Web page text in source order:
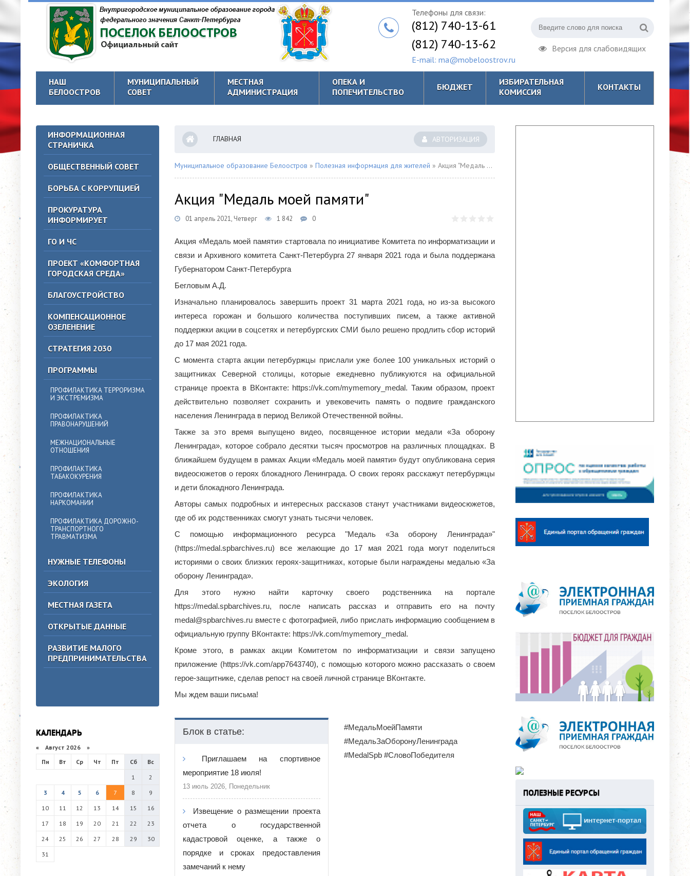
Версия для слабовидящих
Телефоны для связи:
(812) 740-13-61
(812) 740-13-62
E-mail: ma@mobeloostrov.ru
НАШ
БЕЛООСТРОВ
МУНИЦИПАЛЬНЫЙ
СОВЕТ
МЕСТНАЯ
АДМИНИСТРАЦИЯ
ОПЕКА И
ПОПЕЧИТЕЛЬСТВО
БЮДЖЕТ
ИЗБИРАТЕЛЬНАЯ
КОМИССИЯ
КОНТАКТЫ
ИНФОРМАЦИОННАЯ
СТРАНИЧКА
ОБЩЕСТВЕННЫЙ СОВЕТ
БОРЬБА С КОРРУПЦИЕЙ
ПРОКУРАТУРА
ИНФОРМИРУЕТ
ГО И ЧС
ПРОЕКТ «КОМФОРТНАЯ
ГОРОДСКАЯ СРЕДА»
БЛАГОУСТРОЙСТВО
КОМПЕНСАЦИОННОЕ
ОЗЕЛЕНЕНИЕ
СТРАТЕГИЯ 2030
ПРОГРАММЫ
ПРОФИЛАКТИКА ТЕРРОРИЗМА
И ЭКСТРЕМИЗМА
ПРОФИЛАКТИКА
ПРАВОНАРУШЕНИЙ
МЕЖНАЦИОНАЛЬНЫЕ
ОТНОШЕНИЯ
ПРОФИЛАКТИКА
ТАБАКОКУРЕНИЯ
ПРОФИЛАКТИКА
НАРКОМАНИИ
ПРОФИЛАКТИКА ДОРОЖНО-
ТРАНСПОРТНОГО
ТРАВМАТИЗМА
НУЖНЫЕ ТЕЛЕФОНЫ
ЭКОЛОГИЯ
МЕСТНАЯ ГАЗЕТА
ОТКРЫТЫЕ ДАННЫЕ
РАЗВИТИЕ МАЛОГО
ПРЕДПРИНИМАТЕЛЬСТВА
КАЛЕНДАРЬ
« Август 2026 »
Пн
Вт Ср Чт Пт Сб
Вс
1
2
3
4 5 6 7 8
9
10
11 12 13 14 15
16
17
18 19 20 21 22
23
24
25 26 27 28 29
30
31
ГЛАВНАЯ АВТОРИЗАЦИЯ
Муниципальное образование Белоостров » Полезная информация для жителей » Акция "Медаль моей памяти"
Акция "Медаль моей памяти"
01 апрель 2021, Четверг 1 842 0
Акция «Медаль моей памяти» стартовала по инициативе Комитета по информатизации и
связи и Архивного комитета Санкт-Петербурга 27 января 2021 года и была поддержана
Губернатором Санкт-Петербурга
Бегловым А.Д.
Изначально планировалось завершить проект 31 марта 2021 года, но из-за высокого
интереса горожан и большого количества поступивших писем, а также активной
поддержки акции в соцсетях и петербургских СМИ было решено продлить сбор историй
до 17 мая 2021 года.
С момента старта акции петербуржцы прислали уже более 100 уникальных историй о
защитниках Северной столицы, которые ежедневно публикуются на официальной
странице проекта в ВКонтакте: https://vk.com/mymemory_medal. Таким образом, проект
действительно позволяет сохранить и увековечить память о подвиге гражданского
населения Ленинграда в период Великой Отечественной войны.
Также за это время выпущено видео, посвященное истории медали «За оборону
Ленинграда», которое собрало десятки тысяч просмотров на различных площадках. В
ближайшем будущем в рамках Акции «Медаль моей памяти» будут опубликована серия
видеосюжетов о героях блокадного Ленинграда. О своих героях расскажут петербуржцы
и дети блокадного Ленинграда.
Авторы самых подробных и интересных рассказов станут участниками видеосюжетов,
где об их родственниках смогут узнать тысячи человек.
С помощью информационного ресурса "Медаль «За оборону Ленинграда»"
(https://medal.spbarchives.ru) все желающие до 17 мая 2021 года могут поделиться
историями о своих близких героях-защитниках, которые были награждены медалью «За
оборону Ленинграда».
Для этого нужно найти карточку своего родственника на портале
https://medal.spbarchives.ru, после написать рассказ и отправить его на почту
medal@spbarchives.ru вместе с фотографией, либо прислать информацию сообщением в
официальную группу ВКонтакте: https://vk.com/mymemory_medal.
Кроме этого, в рамках акции Комитетом по информатизации и связи запущено
приложение (https://vk.com/app7643740), с помощью которого можно рассказать о своем
герое-защитнике, сделав репост на своей личной странице ВКонтакте.
Мы ждем ваши письма!
Блок в статье:
Приглашаем на спортивное
мероприятие 18 июля!
13 июль 2026, Понедельник
Извещение о размещении проекта
отчета о государственной
кадастровой оценке, а также о
порядке и сроках предоставления
замечаний к нему
#МедальМоейПамяти
#МедальЗаОборонуЛенинграда
#MedalSpb #СловоПобедителя
ПОЛЕЗНЫЕ РЕСУРСЫ